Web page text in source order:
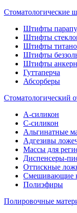
Стоматологические
Штифты
Штифты
Штифты
Штифты
Штифты
Гуттаперча
Абсорберы
Стоматологический
А-силикон
C-силикон
Альгинатные
Адгезивы
Массы для
Диспенсеры-
Оттискные
Смешивающие
Полиэфиры
Полировочные